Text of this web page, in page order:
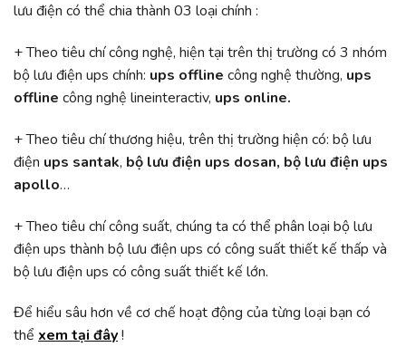
lưu điện có thể chia thành 03 loại chính :
+ Theo tiêu chí công nghệ, hiện tại trên thị trường có 3 nhóm
bộ lưu điện ups chính: ups offline công nghệ thường, ups
offline công nghệ lineinteractiv, ups online.
+ Theo tiêu chí thương hiệu, trên thị trường hiện có: bộ lưu
điện ups santak, bộ lưu điện ups dosan, bộ lưu điện ups
apollo…
+ Theo tiêu chí công suất, chúng ta có thể phân loại bộ lưu
điện ups thành bộ lưu điện ups có công suất thiết kế thấp và
bộ lưu điện ups có công suất thiết kế lớn.
Để hiểu sâu hơn về cơ chế hoạt động của từng loại bạn có
thể xem tại đây!